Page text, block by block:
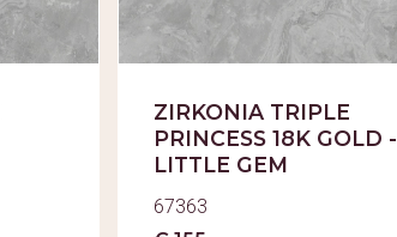
ZIRKONIA TRIPLE
PRINCESS 18K GOLD -
LITTLE GEM
67363